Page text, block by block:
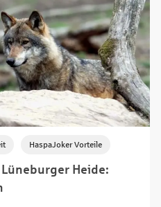
Heide:
HaspaJoker Vorteile